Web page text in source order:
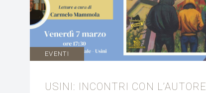
EVENTI
USINI: INCONTRI CON L’AUTORE